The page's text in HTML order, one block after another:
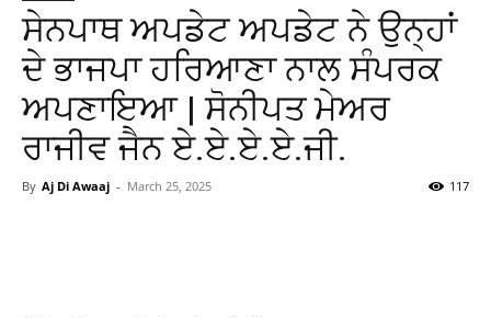
ਸੇਨਪਾਥ ਅਪਡੇਟ ਅਪਡੇਟ ਨੇ ਉਨ੍ਹਾਂ
ਦੇ ਭਾਜਪਾ ਹਰਿਆਣਾ ਨਾਲ ਸੰਪਰਕ
ਅਪਣਾਇਆ | ਸੋਨੀਪਤ ਮੇਅਰ
ਰਾਜੀਵ ਜੈਨ ਏ.ਏ.ਏ.ਏ.ਜੀ.
By Aj Di Awaaj - March 25, 2025 117